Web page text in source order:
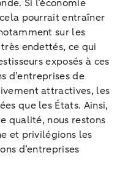
Si l’économie
pourrait entraîner
sur les
endettés, ce qui
exposés à ces
d’entreprises de
attractives, les
que les États. Ainsi,
qualité, nous restons
et privilégions les
d’entreprises